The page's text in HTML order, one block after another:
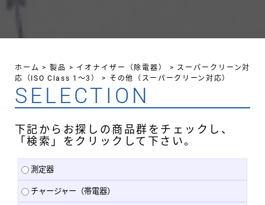
ホーム > 製品 > イオナイザー（除電器） > スーパークリーン対
応（ISO Class 1～3）
> その他（スーパークリーン対応）
SELECTION
下記からお探しの商品群をチェックし、
「検索」をクリックして下さい。
測定器
チャージャー（帯電器）